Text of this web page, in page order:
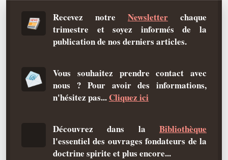
La doctrine Spirite
Les bases du spiritisme
Historique
But des manifestations spirites
Recevez notre Newsletter chaque
trimestre et soyez informés de la
publication de nos derniers articles.
Vous souhaitez prendre contact avec
nous ? Pour avoir des informations,
n'hésitez pas... Cliquez ici
Découvrez dans la Bibliothèque
l'essentiel des ouvrages fondateurs de la
doctrine spirite et plus encore...